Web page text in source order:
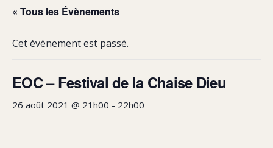
« Tous les Évènements
Cet évènement est passé.
EOC – Festival de la Chaise Dieu
26 août 2021 @ 21h00 - 22h00